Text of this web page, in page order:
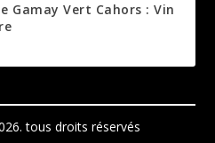
Gamay Vert Cahors : Vin
tous droits réservés